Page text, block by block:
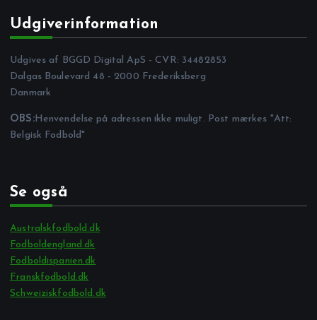
Udgiverinformation
Udgives af BGGD Digital ApS - CVR: 34482853
Dalgas Boulevard 48 - 2000 Frederiksberg
Danmark
OBS:Henvendelse på adressen ikke muligt. Post mærkes "Att:
Belgisk Fodbold"
Se også
Australskfodbold.dk
Fodboldengland.dk
Fodboldispanien.dk
Franskfodbold.dk
Schweiziskfodbold.dk